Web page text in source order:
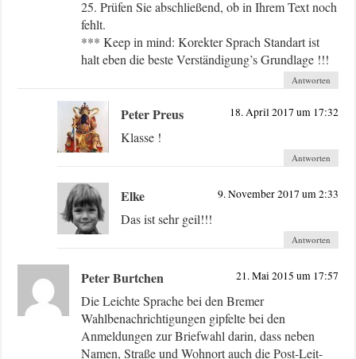
25. Prüfen Sie abschließend, ob in Ihrem Text noch
fehlt.
*** Keep in mind: Korekter Sprach Standart ist
halt eben die beste Verständigung’s Grundlage !!!
Antworten
Peter Preus 18. April 2017 um 17:32
Klasse !
Antworten
Elke 9. November 2017 um 2:33
Das ist sehr geil!!!
Antworten
Peter Burtchen 21. Mai 2015 um 17:57
Die Leichte Sprache bei den Bremer
Wahlbenachrichtigungen gipfelte bei den
Anmeldungen zur Briefwahl darin, dass neben
Namen, Straße und Wohnort auch die Post-Leit-